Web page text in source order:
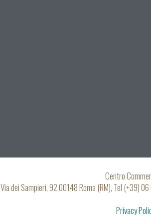
Centro
Via dei Sampieri, 92 00148 Roma (RM), Tel (+39)
Privacy